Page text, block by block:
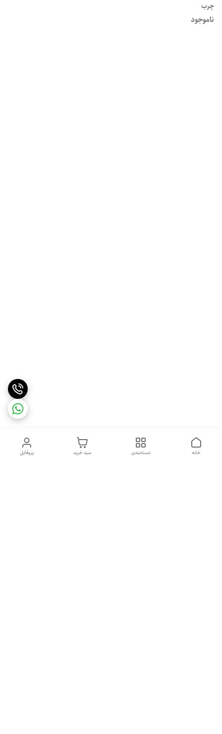
چرب
ناموجود
پروفایل سبد خرید دسته‌بندی خانه